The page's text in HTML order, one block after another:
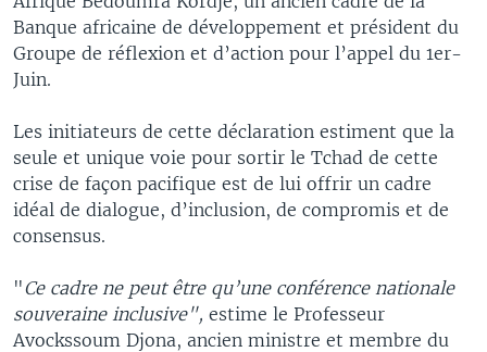
Banque africaine de développement et président du
Groupe de réflexion et d’action pour l’appel du 1er-
Juin.
Les initiateurs de cette déclaration estiment que la
seule et unique voie pour sortir le Tchad de cette
crise de façon pacifique est de lui offrir un cadre
idéal de dialogue, d’inclusion, de compromis et de
consensus.
"Ce cadre ne peut être qu’une conférence nationale
souveraine inclusive", estime le Professeur
Avockssoum Djona, ancien ministre et membre du